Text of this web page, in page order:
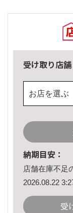
受け取り店舗
お店を選ぶ
納期目安：
店舗在庫不足
2026.08.22
受